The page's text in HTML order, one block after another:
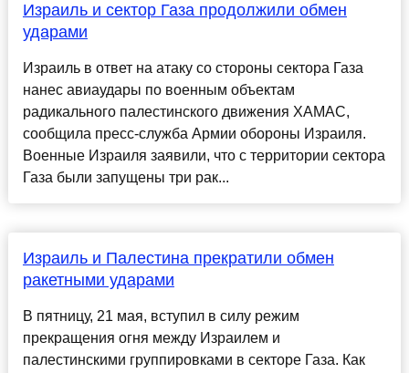
Израиль и сектор Газа продолжили обмен
ударами
Израиль в ответ на атаку со стороны сектора Газа
нанес авиаудары по военным объектам
радикального палестинского движения ХАМАС,
сообщила пресс-служба Армии обороны Израиля.
Военные Израиля заявили, что с территории сектора
Газа были запущены три рак...
Израиль и Палестина прекратили обмен
ракетными ударами
В пятницу, 21 мая, вступил в силу режим
прекращения огня между Израилем и
палестинскими группировками в секторе Газа. Как